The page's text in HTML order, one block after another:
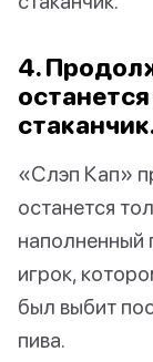
4.
«Слэп Кап»
останется
наполненный
игрок,
был выбит
пива.